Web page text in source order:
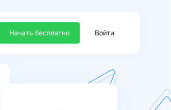
Начать бесплатно Войти